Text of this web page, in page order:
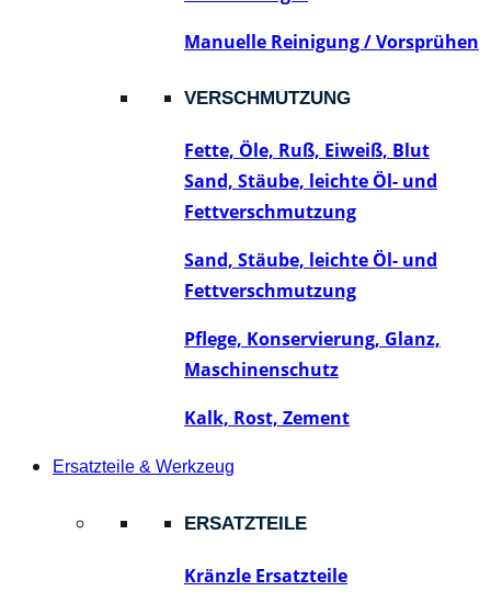
Manuelle Reinigung / Vorsprühen
VERSCHMUTZUNG
Fette, Öle, Ruß, Eiweiß, Blut
Sand, Stäube, leichte Öl- und
Fettverschmutzung
Sand, Stäube, leichte Öl- und
Fettverschmutzung
Pflege, Konservierung, Glanz,
Maschinenschutz
Kalk, Rost, Zement
Ersatzteile & Werkzeug
ERSATZTEILE
Kränzle Ersatzteile